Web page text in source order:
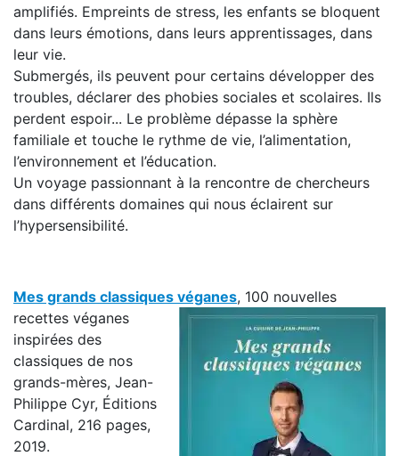
amplifiés. Empreints de stress, les enfants se bloquent
dans leurs émotions, dans leurs apprentissages, dans
leur vie.
Submergés, ils peuvent pour certains développer des
troubles, déclarer des phobies sociales et scolaires. Ils
perdent espoir... Le problème dépasse la sphère
familiale et touche le rythme de vie, l’alimentation,
l’environnement et l’éducation.
Un voyage passionnant à la rencontre de chercheurs
dans différents domaines qui nous éclairent sur
l’hypersensibilité.
Mes grands classiques véganes, 100 nouvelles
recettes véganes
inspirées des
classiques de nos
grands-mères, Jean-
Philippe Cyr, Éditions
Cardinal, 216 pages,
2019.